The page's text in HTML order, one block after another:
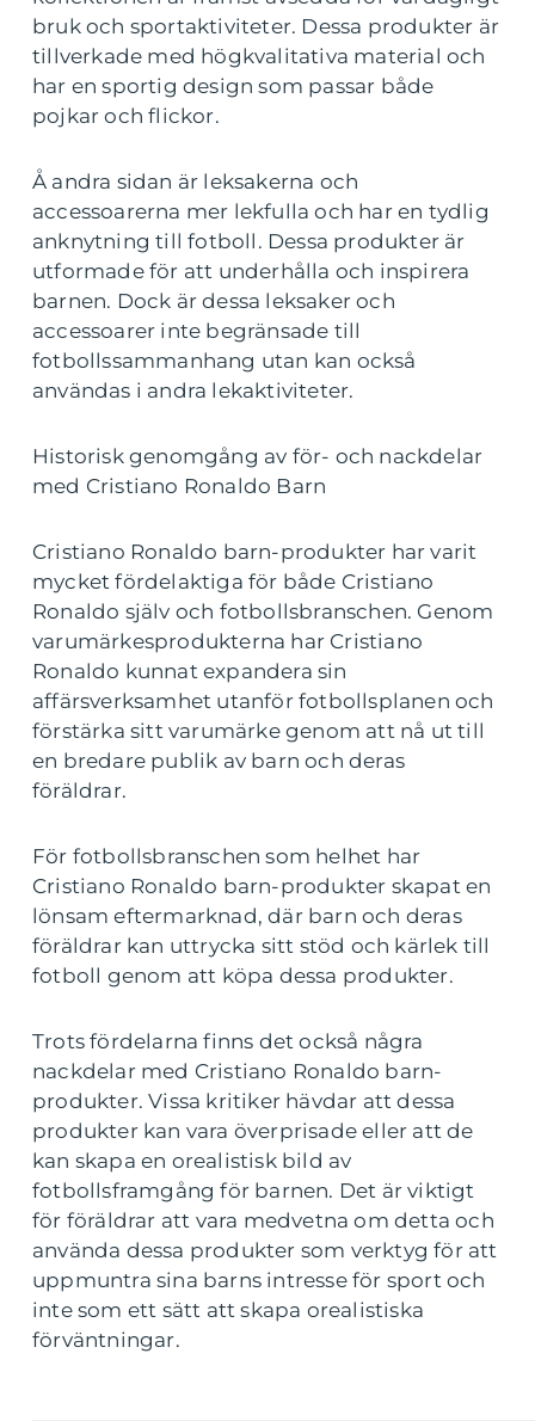
bruk och sportaktiviteter. Dessa produkter är
tillverkade med högkvalitativa material och
har en sportig design som passar både
pojkar och flickor.
Å andra sidan är leksakerna och
accessoarerna mer lekfulla och har en tydlig
anknytning till fotboll. Dessa produkter är
utformade för att underhålla och inspirera
barnen. Dock är dessa leksaker och
accessoarer inte begränsade till
fotbollssammanhang utan kan också
användas i andra lekaktiviteter.
Historisk genomgång av för- och nackdelar
med Cristiano Ronaldo Barn
Cristiano Ronaldo barn-produkter har varit
mycket fördelaktiga för både Cristiano
Ronaldo själv och fotbollsbranschen. Genom
varumärkesprodukterna har Cristiano
Ronaldo kunnat expandera sin
affärsverksamhet utanför fotbollsplanen och
förstärka sitt varumärke genom att nå ut till
en bredare publik av barn och deras
föräldrar.
För fotbollsbranschen som helhet har
Cristiano Ronaldo barn-produkter skapat en
lönsam eftermarknad, där barn och deras
föräldrar kan uttrycka sitt stöd och kärlek till
fotboll genom att köpa dessa produkter.
Trots fördelarna finns det också några
nackdelar med Cristiano Ronaldo barn-
produkter. Vissa kritiker hävdar att dessa
produkter kan vara överprisade eller att de
kan skapa en orealistisk bild av
fotbollsframgång för barnen. Det är viktigt
för föräldrar att vara medvetna om detta och
använda dessa produkter som verktyg för att
uppmuntra sina barns intresse för sport och
inte som ett sätt att skapa orealistiska
förväntningar.